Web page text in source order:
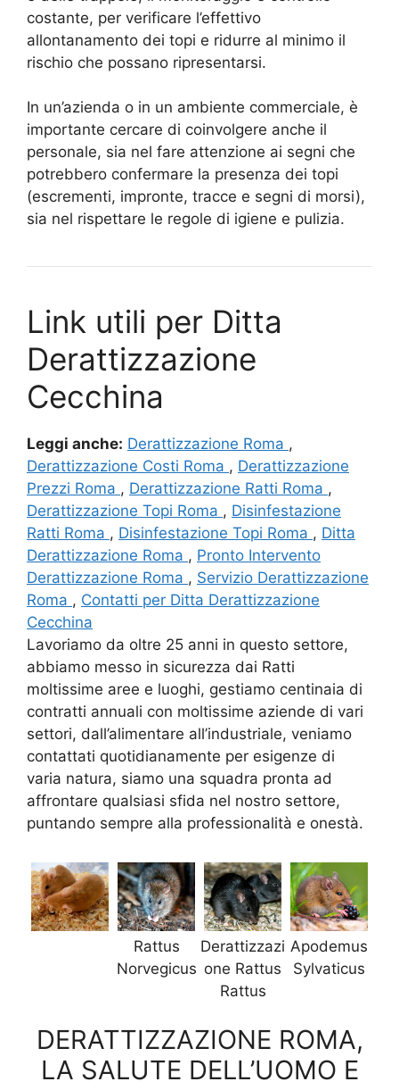
costante, per verificare l’effettivo
allontanamento dei topi e ridurre al minimo il
rischio che possano ripresentarsi.
In un’azienda o in un ambiente commerciale, è
importante cercare di coinvolgere anche il
personale, sia nel fare attenzione ai segni che
potrebbero confermare la presenza dei topi
(escrementi, impronte, tracce e segni di morsi),
sia nel rispettare le regole di igiene e pulizia.
Link utili per Ditta
Derattizzazione
Cecchina
Leggi anche: Derattizzazione Roma ,
Derattizzazione Costi Roma , Derattizzazione
Prezzi Roma , Derattizzazione Ratti Roma ,
Derattizzazione Topi Roma , Disinfestazione
Ratti Roma , Disinfestazione Topi Roma , Ditta
Derattizzazione Roma , Pronto Intervento
Derattizzazione Roma , Servizio Derattizzazione
Roma , Contatti per Ditta Derattizzazione
Cecchina
Lavoriamo da oltre 25 anni in questo settore,
abbiamo messo in sicurezza dai Ratti
moltissime aree e luoghi, gestiamo centinaia di
contratti annuali con moltissime aziende di vari
settori, dall’alimentare all’industriale, veniamo
contattati quotidianamente per esigenze di
varia natura, siamo una squadra pronta ad
affrontare qualsiasi sfida nel nostro settore,
puntando sempre alla professionalità e onestà.
Rattus
Norvegicus
Derattizzazi
one Rattus
Rattus
Apodemus
Sylvaticus
DERATTIZZAZIONE ROMA,
LA SALUTE DELL’UOMO E